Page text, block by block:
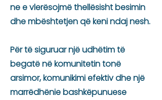
ne e vlerësojmë thellësisht besimin
dhe mbështetjen që keni ndaj nesh.
Për të siguruar një udhëtim të
begatë në komunitetin tonë
arsimor, komunikimi efektiv dhe një
marrëdhënie bashkëpunuese